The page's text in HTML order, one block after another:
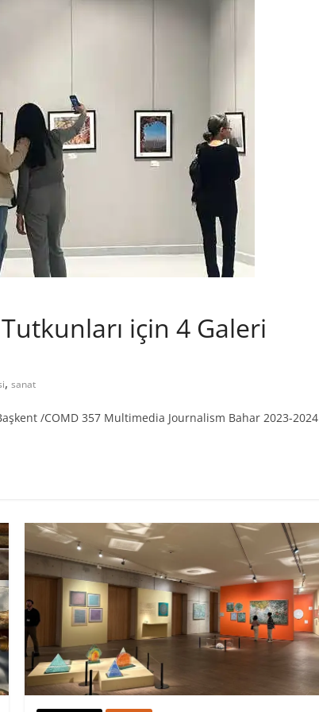
için 4 Galeri
, sanat
/COMD 357 Multimedia Journalism Bahar 2023-2024